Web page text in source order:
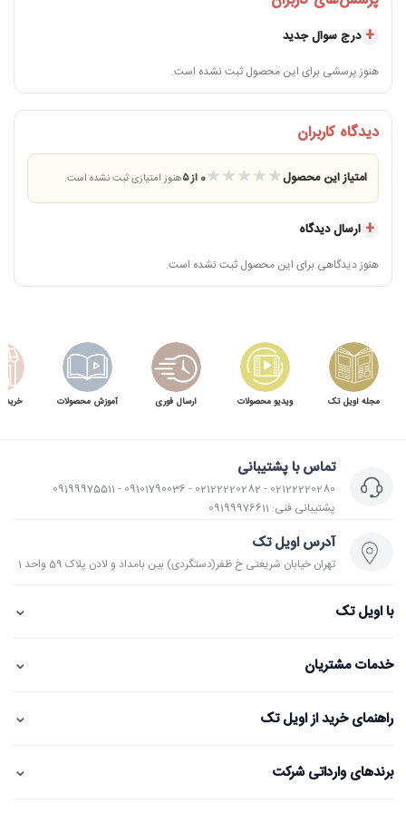
درج سوال جدید
هنوز پرسشی برای این محصول ثبت نشده است.
دیدگاه کاربران
امتیاز این محصول ★★★★★ 0 از ۵ هنوز امتیازی ثبت نشده است.
ارسال دیدگاه
هنوز دیدگاهی برای این محصول ثبت نشده است.
مجله اویل تک ویدیو محصولات ارسال فوری آموزش محصولات خرید
تماس با پشتیبانی
02122220280 - 02122220282 - 09101790036 - 09199975511
پشتیبانی فنی: 09199976611
آدرس اویل تک
تهران خیابان شریعتی خ ظفر(دستگردی) بین بامداد و لادن پلاک 59 واحد 1
با اویل تک ⌄
خدمات مشتریان ⌄
راهنمای خرید از اویل تک ⌄
برندهای وارداتی شرکت ⌄